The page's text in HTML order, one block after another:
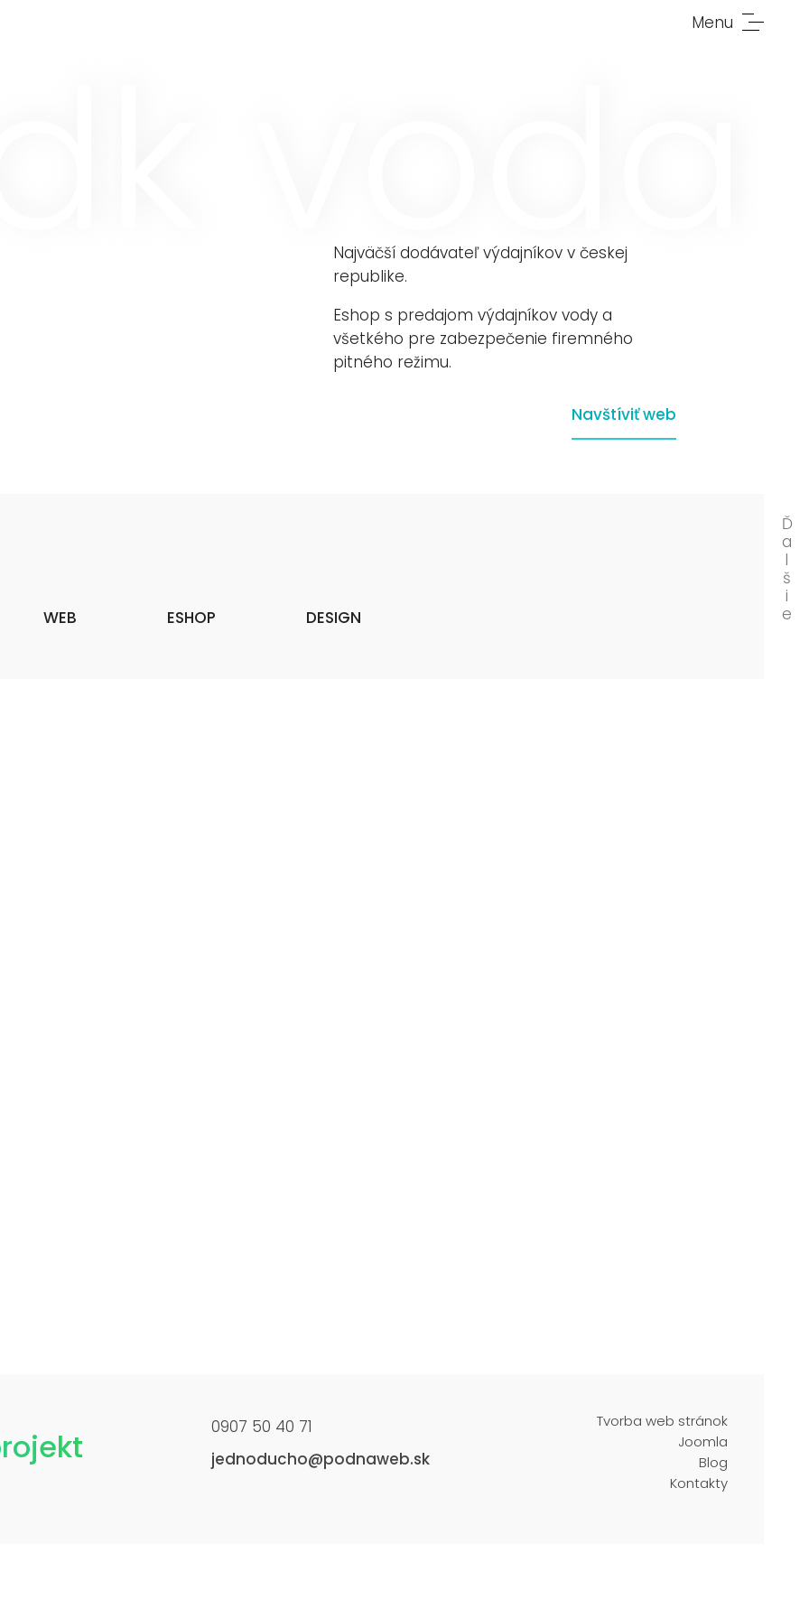
Menu
Najväčší dodávateľ výdajníkov v českej
republike.
Eshop s predajom výdajníkov vody a
všetkého pre zabezpečenie firemného
pitného režimu.
Navštíviť web
WEB ESHOP DESIGN
Ď
a
l
š
i
e
0907 50 40 71
jednoducho@podnaweb.sk
Tvorba web stránok
Joomla
Blog
Kontakty